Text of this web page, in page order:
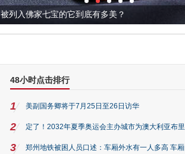
被列入佛家七宝的它到底有多美？
48小时点击排行
1 美副国务卿将于7月25日至26日访华
2 定了！2032年夏季奥运会主办城市为澳大利亚布
3 郑州地铁被困人员口述：车厢外水有一人多高 车